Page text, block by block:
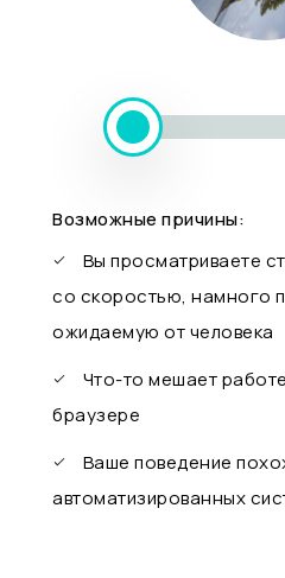
Возможные причины:
Вы просматриваете
со скоростью, намного
ожидаемую от человека
Что-то мешает
браузере
Ваше поведение
автоматизированных